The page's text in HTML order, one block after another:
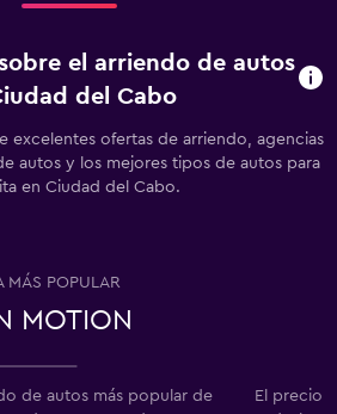
el arriendo de autos
del Cabo
excelentes ofertas de arriendo, agencias
autos y los mejores tipos de autos para
en Ciudad del Cabo.
MÁS POPULAR
MOTION
de autos más popular de
El precio